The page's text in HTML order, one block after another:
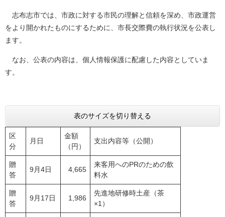
志布志市では、市政に対する市民の理解と信頼を深め、市政運営
をより開かれたものにするために、市長交際費の執行状況を公表し
ます。
なお、公表の内容は、個人情報保護に配慮した内容としていま
す。
表のサイズを切り替える
区
分
月日
金額
（円）
支出内容等（公開）
贈
答
9月4日 4,665
来客用へのPRのための飲
料水
贈
答
9月17日 1,986
先進地研修時土産（茶
×1）